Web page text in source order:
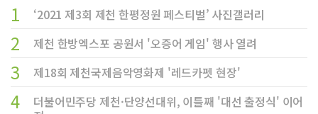
1 ‘2021 제3회 제천 한평정원 페스티벌’ 사진갤러리
2 제천 한방엑스포 공원서 '오증어 게임' 행사 열려
3 제18회 제천국제음악영화제 '레드카펫 현장'
4
더불어민주당 제천·단양선대위, 이틀째 '대선 출정식' 이어